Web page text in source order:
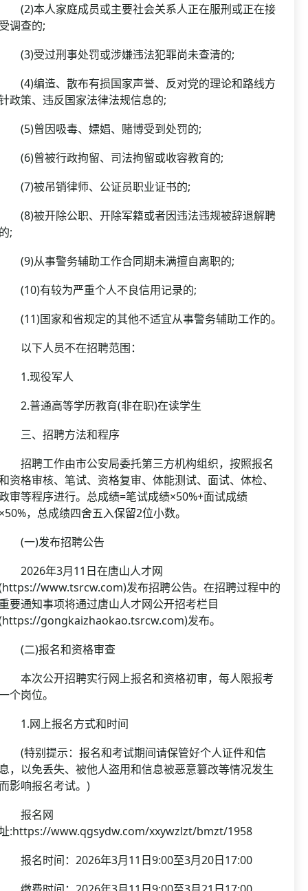
本人家庭成员或主要社会关系人正在服刑或正在接
调查的;
受过刑事处罚或涉嫌违法犯罪尚未查清的;
编造、散布有损国家声誉、反对党的理论和路线方
政策、违反国家法律法规信息的;
曾因吸毒、嫖娼、赌博受到处罚的;
曾被行政拘留、司法拘留或收容教育的;
被吊销律师、公证员职业证书的;
被开除公职、开除军籍或者因违法违规被辞退解聘
;
从事警务辅助工作合同期未满擅自离职的;
有较为严重个人不良信用记录的;
国家和省规定的其他不适宜从事警务辅助工作的。
下人员不在招聘范围：
现役军人
普通高等学历教育(非在职)在读学生
、招聘方法和程序
聘工作由市公安局委托第三方机构组织，按照报名
资格审核、笔试、资格复审、体能测试、面试、体检、
审等程序进行。总成绩=笔试成绩×50%+面试成绩
，总成绩四舍五入保留2位小数。
一)发布招聘公告
年3月11日在唐山人才网
www.tsrcw.com)发布招聘公告。在招聘过程中的
要通知事项将通过唐山人才网公开招考栏目
gongkaizhaokao.tsrcw.com)发布。
二)报名和资格审查
次公开招聘实行网上报名和资格初审，每人限报考
个岗位。
网上报名方式和时间
特别提示：报名和考试期间请保管好个人证件和信
，以免丢失、被他人盗用和信息被恶意篡改等情况发生
影响报名考试。)
名网
:https://www.qgsydw.com/xxywzlzt/bmzt/1958
名时间：2026年3月11日9:00至3月20日17:00